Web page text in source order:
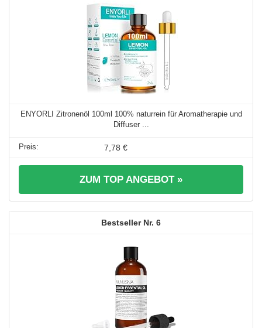
ENYORLI Zitronenöl 100ml 100% naturrein für Aromatherapie und
Diffuser ...
7,78 €
ZUM TOP ANGEBOT »
6